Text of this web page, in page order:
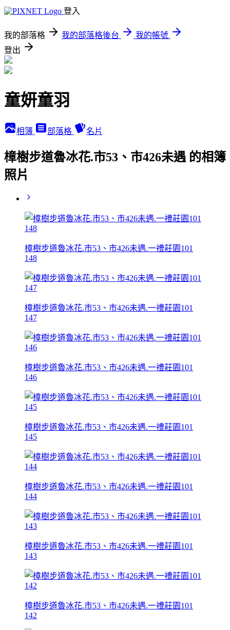
登入
我的部落格 我的部落格後台
我的帳號
登出
童妍童羽
相簿 部落格 名片
樟樹步道魯冰花.市53、市426未遇 的相簿
照片
樟樹步道魯冰花.市53、市426未遇.一禮莊園101
148
樟樹步道魯冰花.市53、市426未遇.一禮莊園101
147
樟樹步道魯冰花.市53、市426未遇.一禮莊園101
146
樟樹步道魯冰花.市53、市426未遇.一禮莊園101
145
樟樹步道魯冰花.市53、市426未遇.一禮莊園101
144
樟樹步道魯冰花.市53、市426未遇.一禮莊園101
143
樟樹步道魯冰花.市53、市426未遇.一禮莊園101
142